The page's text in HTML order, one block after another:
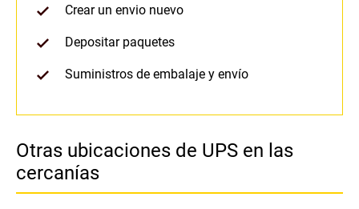
Crear un envio nuevo
Depositar paquetes
Suministros de embalaje y envío
Otras ubicaciones de UPS en las
cercanías